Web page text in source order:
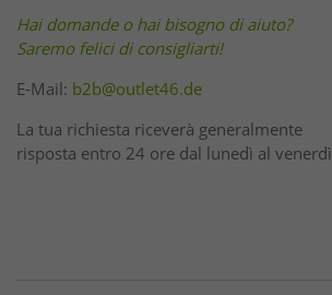
Hai domande o hai bisogno di aiuto?
Saremo felici di consigliarti!
E-Mail: b2b@outlet46.de
La tua richiesta riceverà generalmente
risposta entro 24 ore dal lunedì al venerdì